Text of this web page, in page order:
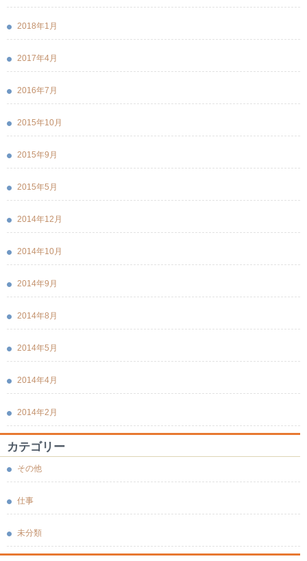
2018年1月
2017年4月
2016年7月
2015年10月
2015年9月
2015年5月
2014年12月
2014年10月
2014年9月
2014年8月
2014年5月
2014年4月
2014年2月
カテゴリー
その他
仕事
未分類